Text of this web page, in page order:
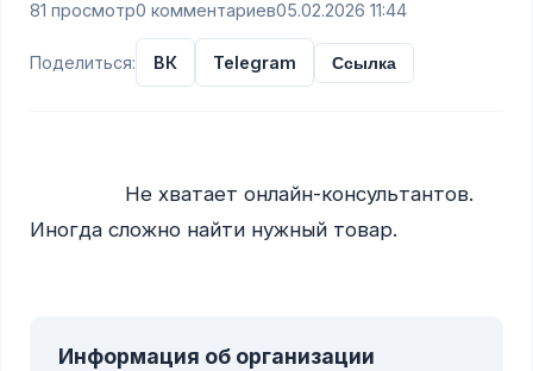
81 просмотр0 комментариев05.02.2026 11:44
Поделиться: ВК Telegram Ссылка
Иногда сложно найти нужный товар.
Информация об организации